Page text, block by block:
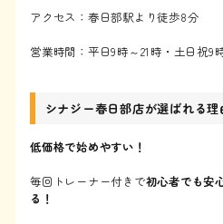
アクセス：春日部駅より徒歩8分
営業時間：平日9時～21時・土日祝9
シナジー春日部店が選ばれる理
低価格で始めやすい！
毎回トレーナー付きで初心者でも安
る！